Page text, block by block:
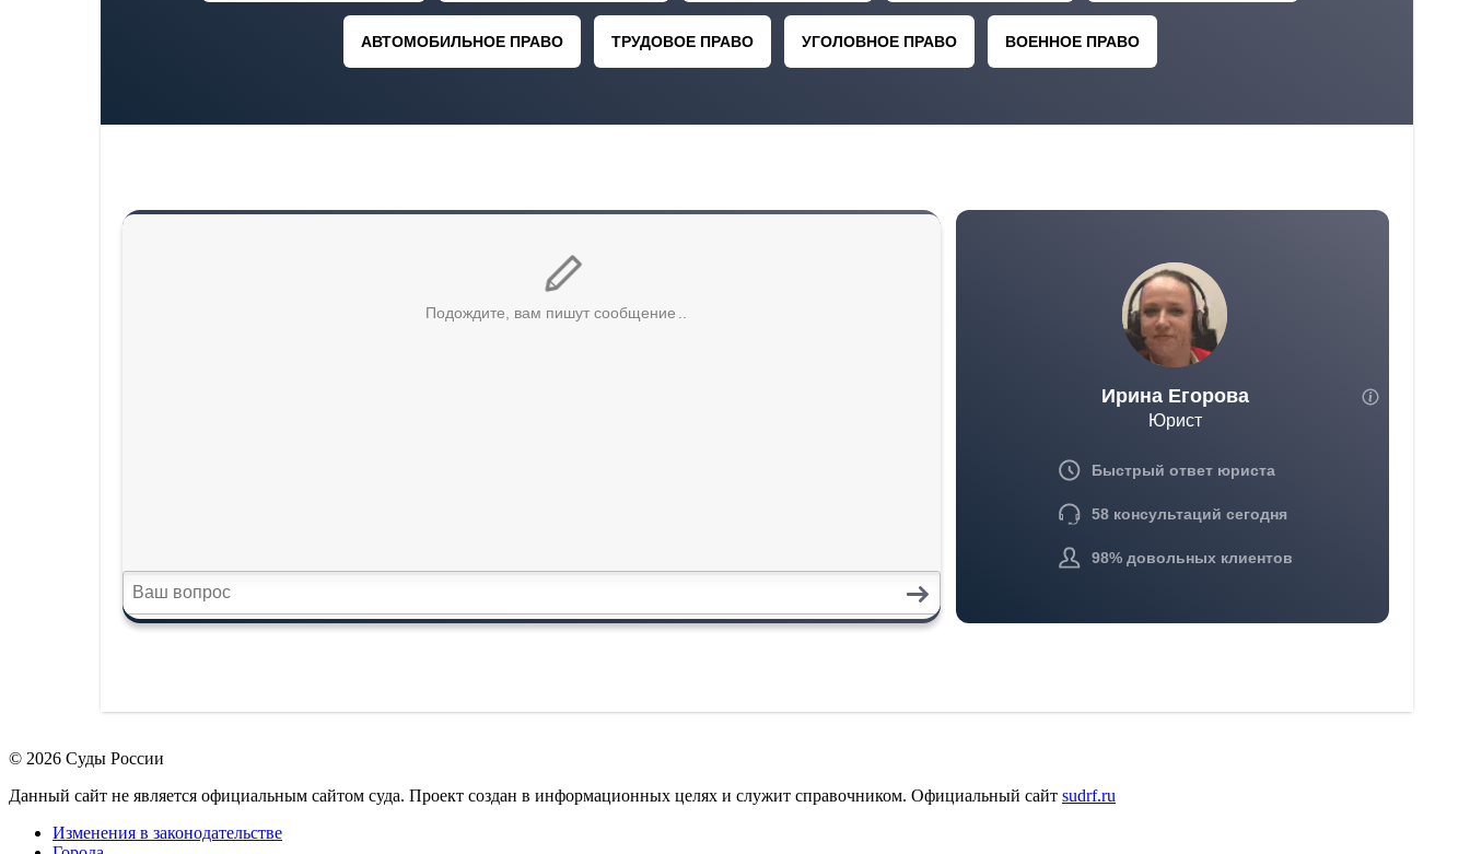
© 2026 Суды России
Данный сайт не является официальным сайтом суда. Проект создан в информационных целях и служит справочником. Официальный сайт sudrf.ru
Изменения в законодательстве